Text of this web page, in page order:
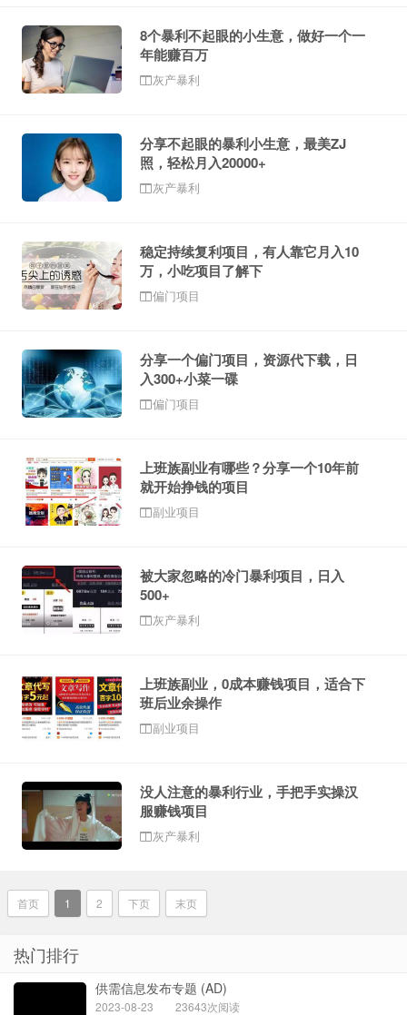
8个暴利不起眼的小生意，做好一个一
年能赚百万
灰产暴利
分享不起眼的暴利小生意，最美ZJ
照，轻松月入20000+
灰产暴利
稳定持续复利项目，有人靠它月入10
万，小吃项目了解下
偏门项目
分享一个偏门项目，资源代下载，日
入300+小菜一碟
偏门项目
上班族副业有哪些？分享一个10年前
就开始挣钱的项目
副业项目
被大家忽略的冷门暴利项目，日入
500+
灰产暴利
上班族副业，0成本赚钱项目，适合下
班后业余操作
副业项目
没人注意的暴利行业，手把手实操汉
服赚钱项目
灰产暴利
首页 1 2 下页 末页
热门排行
供需信息发布专题 (AD)
2023-08-23 23643次阅读